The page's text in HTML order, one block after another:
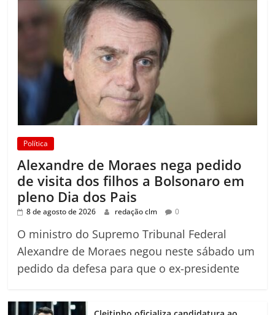
Política
Alexandre de Moraes nega pedido
de visita dos filhos a Bolsonaro em
pleno Dia dos Pais
8 de agosto de 2026 redação clm 0
O ministro do Supremo Tribunal Federal
Alexandre de Moraes negou neste sábado um
pedido da defesa para que o ex-presidente